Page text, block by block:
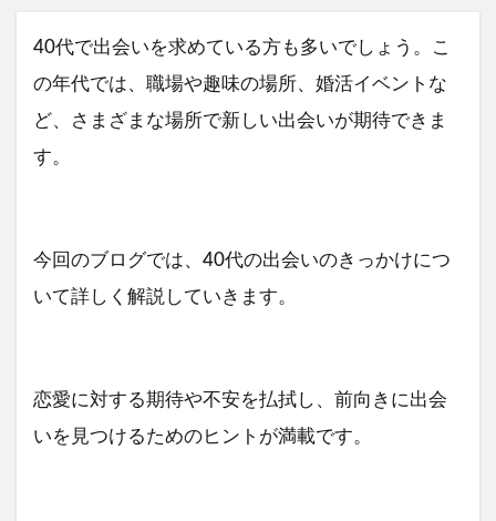
40代で出会いを求めている方も多いでしょう。こ
の年代では、職場や趣味の場所、婚活イベントな
ど、さまざまな場所で新しい出会いが期待できま
す。
今回のブログでは、40代の出会いのきっかけにつ
いて詳しく解説していきます。
恋愛に対する期待や不安を払拭し、前向きに出会
いを見つけるためのヒントが満載です。